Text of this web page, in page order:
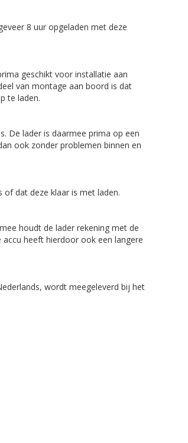
8 uur opgeladen met deze
geschikt voor installatie aan
van montage aan boord is dat
te laden.
De lader is daarmee prima op een
ook zonder problemen binnen en
of dat deze klaar is met laden.
houdt de lader rekening met de
heeft hierdoor ook een langere
wordt meegeleverd bij het